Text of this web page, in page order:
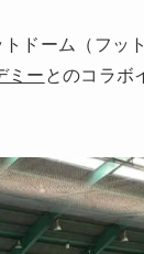
ドーム（フッ
ミー とのコラボ